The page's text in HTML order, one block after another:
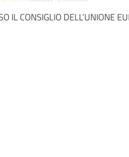
IL CONSIGLIO DELL’UNIONE